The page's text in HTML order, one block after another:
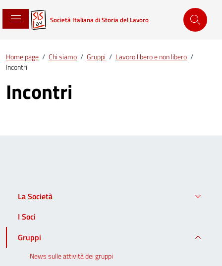
Società Italiana di Storia del Lavoro
Home page / Chi siamo / Gruppi / Lavoro libero e non libero /
Incontri
Incontri
La Società
I Soci
Gruppi
News sulle attività dei gruppi